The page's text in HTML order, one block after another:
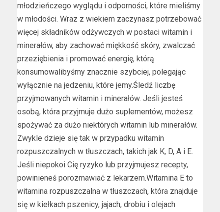
młodzieńczego wyglądu i odporności, które mieliśmy
w młodości. Wraz z wiekiem zaczynasz potrzebować
więcej składników odżywczych w postaci witamin i
minerałów, aby zachować miękkość skóry, zwalczać
przeziębienia i promować energię, którą
konsumowalibyśmy znacznie szybciej, polegając
wyłącznie na jedzeniu, które jemy.Śledź liczbę
przyjmowanych witamin i minerałów. Jeśli jesteś
osobą, która przyjmuje dużo suplementów, możesz
spożywać za dużo niektórych witamin lub minerałów.
Zwykle dzieje się tak w przypadku witamin
rozpuszczalnych w tłuszczach, takich jak K, D, A i E.
Jeśli niepokoi Cię ryzyko lub przyjmujesz recepty,
powinieneś porozmawiać z lekarzem.Witamina E to
witamina rozpuszczalna w tłuszczach, która znajduje
się w kiełkach pszenicy, jajach, drobiu i olejach